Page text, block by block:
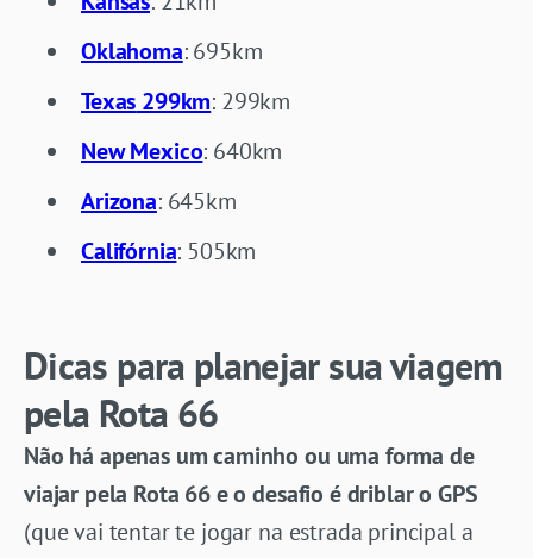
Oklahoma: 695km
Texas 299km: 299km
New Mexico: 640km
Arizona: 645km
Califórnia: 505km
Dicas para planejar sua viagem
pela Rota 66
Não há apenas um caminho ou uma forma de
viajar pela Rota 66 e o desafio é driblar o GPS
(que vai tentar te jogar na estrada principal a